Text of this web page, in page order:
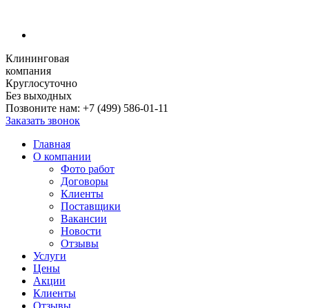
Клининговая
компания
Круглосуточно
Без выходных
Позвоните нам: +7 (499) 586-01-11
Заказать звонок
Главная
О компании
Фото работ
Договоры
Клиенты
Поставщики
Вакансии
Новости
Отзывы
Услуги
Цены
Акции
Клиенты
Отзывы